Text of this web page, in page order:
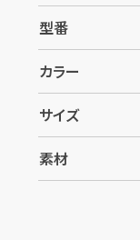
型番
カラー
サイズ
素材